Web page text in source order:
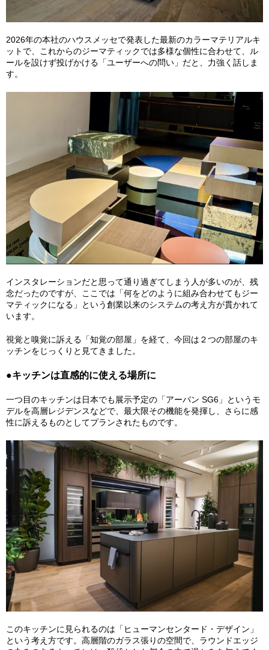
2026年の本社のハウスメッセで発表した最新のカラーマテリアルキ
ットで、これからのジーマティックでは多様な個性に合わせて、ル
ールを設けず投げかける「ユーザーへの問い」だと、力強く話しま
す。
インスタレーションだと思って通り過ぎてしまう人が多いのが、残
念だったのですが、ここでは「何をどのように組み合わせてもジー
マティックになる」という創業以来のシステムの考え方が貫かれて
います。
視覚と嗅覚に訴える「知覚の部屋」を経て、今回は２つの部屋のキ
ッチンをじっくりと見てきました。
●キッチンは直感的に使える場所に
一つ目のキッチンは日本でも展示予定の「アーバン SG6」というモ
デルを高層レジデンスなどで、最大限その機能を発揮し、さらに感
性に訴えるものとしてプランされたものです。
このキッチンに見られるのは「ヒューマンセンタード・デザイン」
という考え方です。高層階のガラス張りの空間で、ラウンドエッジ